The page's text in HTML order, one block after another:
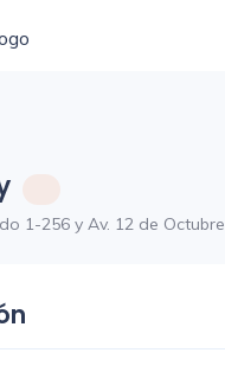
1-256 y Av. 12 de Octubre